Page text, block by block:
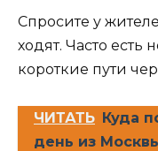
Спросите у
ходят. Часто
короткие пути
ЧИТАТЬ Куда
день из